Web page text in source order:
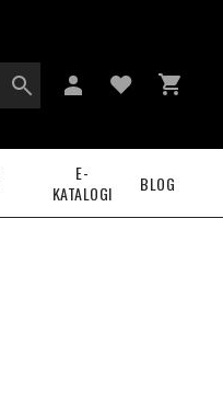
E-
KATALOGI
BLOG